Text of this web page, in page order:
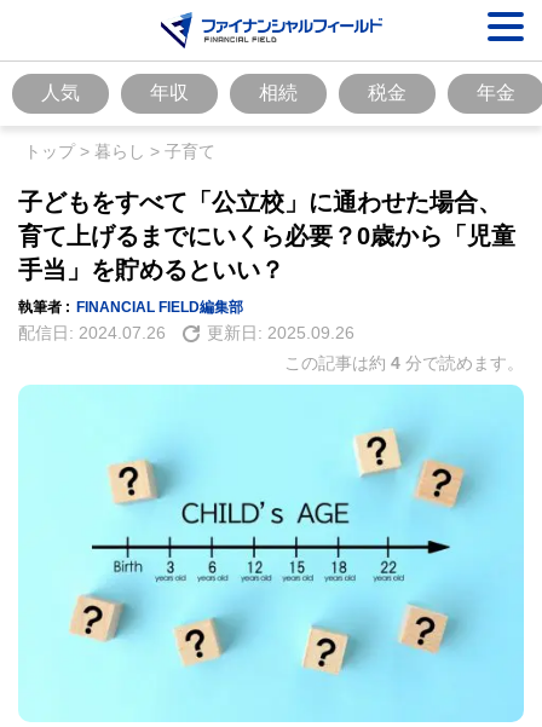
人気 年収 相続 税金 年金
トップ> 暮らし > 子育て
子どもをすべて「公立校」に通わせた場合、
育て上げるまでにいくら必要？0歳から「児童
手当」を貯めるといい？
執筆者 : FINANCIAL FIELD編集部
配信日: 2024.07.26 更新日: 2025.09.26
この記事は約 4 分で読めます。